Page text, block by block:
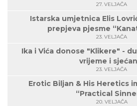
27. VELJAČA
Istarska umjetnica Elis
prepjeva pjesme
23. VELJAČA
Ika i Vića donose "Klikere" -
vrijeme i
23. VELJAČA
Erotic Biljan & His Heretics
“Practical
20. VELJAČA